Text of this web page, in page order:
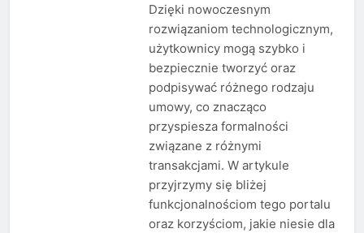
Dzięki nowoczesnym
rozwiązaniom technologicznym,
użytkownicy mogą szybko i
bezpiecznie tworzyć oraz
podpisywać różnego rodzaju
umowy, co znacząco
przyspiesza formalności
związane z różnymi
transakcjami. W artykule
przyjrzymy się bliżej
funkcjonalnościom tego portalu
oraz korzyściom, jakie niesie dla